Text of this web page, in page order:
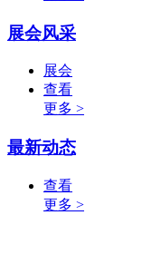
展会风采
展会
查看
更多 >
最新动态
查看
更多 >